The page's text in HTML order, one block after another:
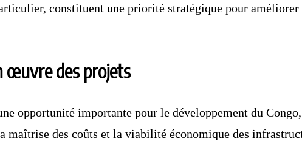
constituent une priorité stratégique pour
œuvre des projets
opportunité importante pour le développement du
maîtrise des coûts et la viabilité économique des